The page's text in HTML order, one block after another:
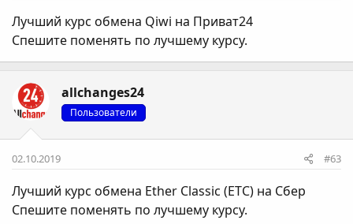
Лучший курс обмена Qiwi на Приват24
Спешите поменять по лучшему курсу.
allchanges24
Пользователи
02.10.2019 #63
Лучший курс обмена Ether Classic (ETC) на Сбер
Спешите поменять по лучшему курсу.